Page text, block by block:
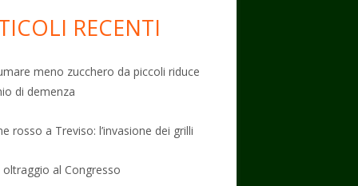
RECENTI
meno zucchero da piccoli riduce
di demenza
rosso a Treviso: l’invasione dei grilli
oltraggio al Congresso